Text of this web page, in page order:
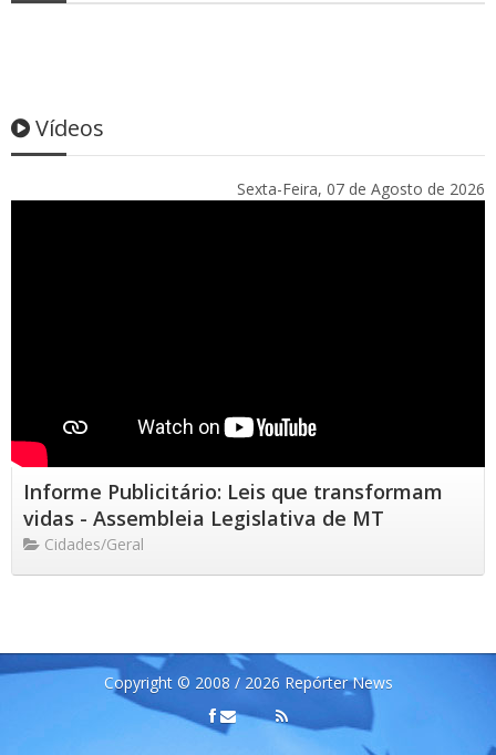
Vídeos
Sexta-Feira, 07 de Agosto de 2026
Informe Publicitário: Leis que transformam
vidas - Assembleia Legislativa de MT
Cidades/Geral
Copyright © 2008 / 2026 Repórter News